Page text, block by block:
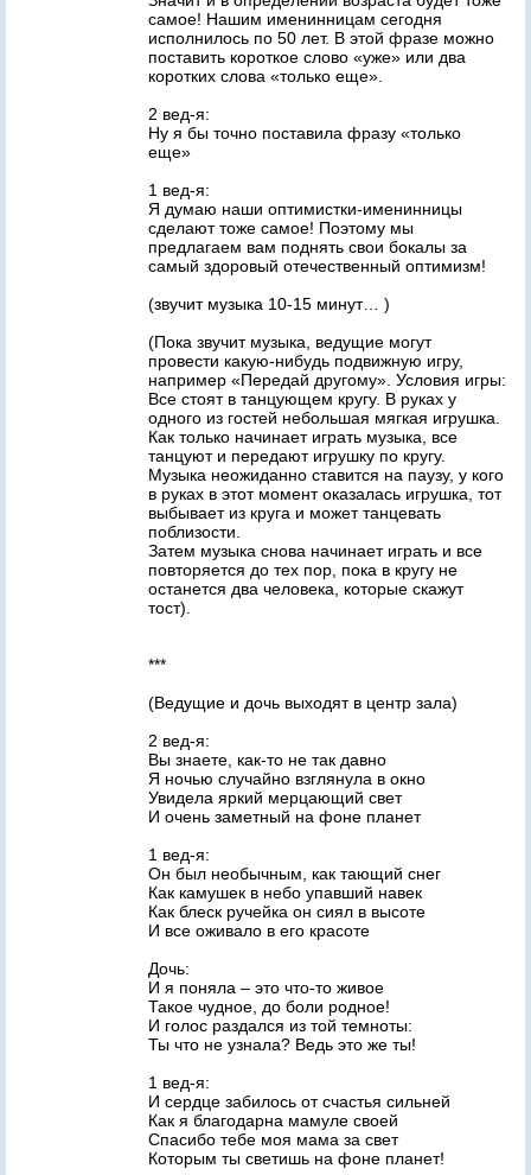
самое! Нашим именинницам сегодня
исполнилось по 50 лет. В этой фразе можно
поставить короткое слово «уже» или два
коротких слова «только еще».
2 вед-я:
Ну я бы точно поставила фразу «только
еще»
1 вед-я:
Я думаю наши оптимистки-именинницы
сделают тоже самое! Поэтому мы
предлагаем вам поднять свои бокалы за
самый здоровый отечественный оптимизм!
(звучит музыка 10-15 минут… )
(Пока звучит музыка, ведущие могут
провести какую-нибудь подвижную игру,
например «Передай другому». Условия игры:
Все стоят в танцующем кругу. В руках у
одного из гостей небольшая мягкая игрушка.
Как только начинает играть музыка, все
танцуют и передают игрушку по кругу.
Музыка неожиданно ставится на паузу, у кого
в руках в этот момент оказалась игрушка, тот
выбывает из круга и может танцевать
поблизости.
Затем музыка снова начинает играть и все
повторяется до тех пор, пока в кругу не
останется два человека, которые скажут
тост).
***
(Ведущие и дочь выходят в центр зала)
2 вед-я:
Вы знаете, как-то не так давно
Я ночью случайно взглянула в окно
Увидела яркий мерцающий свет
И очень заметный на фоне планет
1 вед-я:
Он был необычным, как тающий снег
Как камушек в небо упавший навек
Как блеск ручейка он сиял в высоте
И все оживало в его красоте
Дочь:
И я поняла – это что-то живое
Такое чудное, до боли родное!
И голос раздался из той темноты:
Ты что не узнала? Ведь это же ты!
1 вед-я:
И сердце забилось от счастья сильней
Как я благодарна мамуле своей
Спасибо тебе моя мама за свет
Которым ты светишь на фоне планет!